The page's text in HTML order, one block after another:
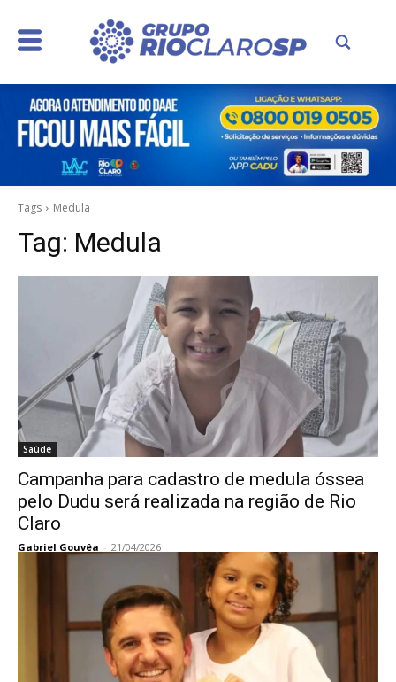
Tags Medula
Tag: Medula
Saúde
Campanha para cadastro de medula óssea
pelo Dudu será realizada na região de Rio
Claro
Gabriel Gouvêa - 21/04/2026